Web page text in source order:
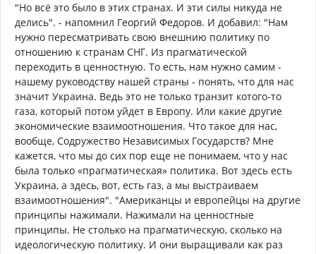
"Но всё это было в этих странах. И эти силы никуда не
делись". - напомнил Георгий Федоров. И добавил: "Нам
нужно пересматривать свою внешнию политику по
отношению к странам СНГ. Из прагматической
переходить в ценностную. То есть, нам нужно самим -
нашему руководству нашей страны - понять, что для нас
значит Украина. Ведь это не только транзит котого-то
газа, который потом уйдет в Европу. Или какие другие
экономические взаимоотношения. Что такое для нас,
вообще, Содружество Независимых Государств? Мне
кажется, что мы до сих пор еще не понимаем, что у нас
была только «прагматическая» политика. Вот здесь есть
Украина, а здесь, вот, есть газ, а мы выстраиваем
взаимоотношения". "Американцы и европейцы на другие
принципы нажимали. Нажимали на ценностные
принципы. Не столько на прагматическую, сколько на
идеологическую политику. И они выращивали как раз